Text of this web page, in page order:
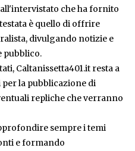
che ha fornito
è quello di offrire
divulgando notizie e
pubblico.
Caltanissetta401.it resta a
la pubblicazione di
repliche che verranno
sempre i temi
e formando